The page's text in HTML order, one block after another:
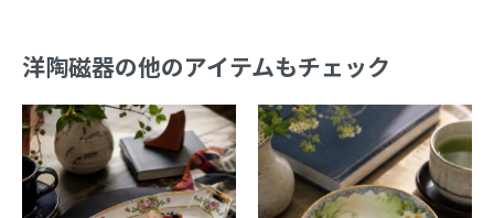
洋陶磁器の他のアイテムもチェック